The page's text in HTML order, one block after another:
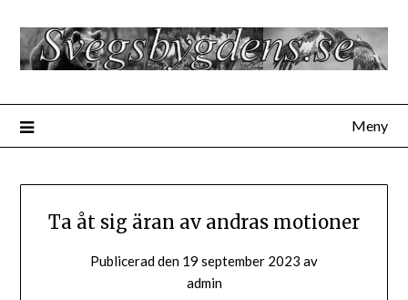
innehåll
Meny
Ta åt sig äran av andras motioner
Publicerad den 19 september 2023 av
admin